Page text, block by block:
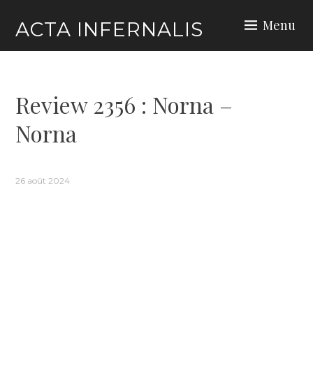
content
ACTA INFERNALIS Menu
Review 2356 : Norna –
Norna
26 août 2024